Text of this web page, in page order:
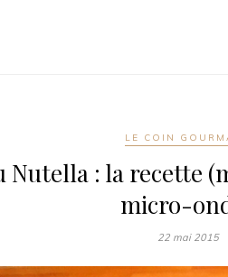
LE COIN
Nutella : la recette
micro-
22 mai 2015